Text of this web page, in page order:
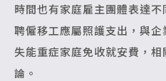
時間也有家庭雇主團體表達
聘僱移工應屬照護支出，與
失能重症家庭免收就安費，
論。